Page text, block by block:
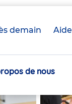
demain Aide
de nous